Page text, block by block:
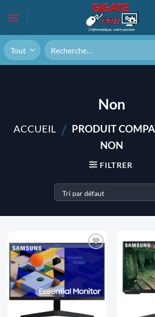
Recherche
pour :
Non
ACCUEIL / PRODUIT
NON
FILTRER
AJOUTER
À LA
LISTE
D'ENVIES